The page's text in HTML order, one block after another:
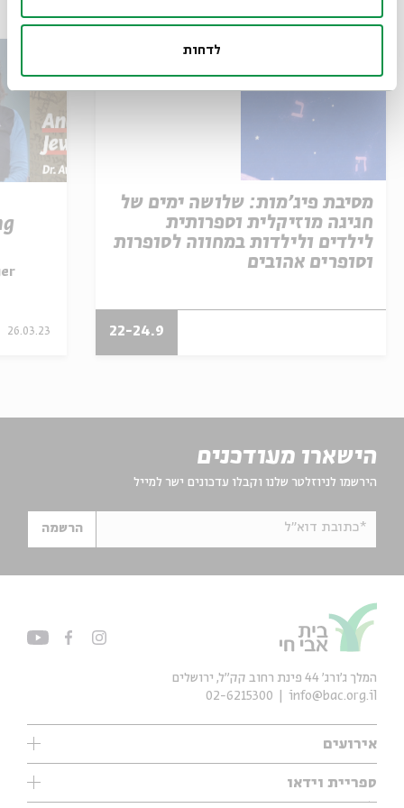
לדחות
מסיבת פיג'מות: שלושה ימים של
חגיגה מוזיקלית וספרותית
לילדים ולילדות במחווה לסופרות
וסופרים אהובים
22-24.9
26.03.23
הישארו מעודכנים
הירשמו לניוזלטר שלנו וקבלו עדכונים ישר למייל
*כתובת דוא"ל הרשמה
אירועים
עיון
אנגלית
ספריית וידאו
המלך ג'ורג' 44 פינת רחוב קק״ל, ירושלים
info@bac.org.il
02-6215300